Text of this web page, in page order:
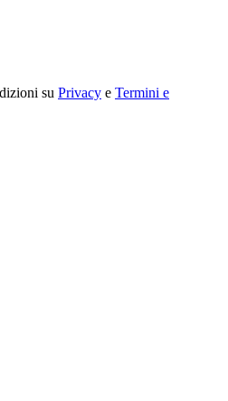
su Privacy e Termini e